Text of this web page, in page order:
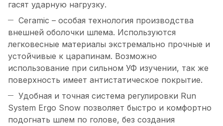
гасят ударную нагрузку.
Ceramic – особая технология производства
внешней оболочки шлема. Используются
легковесные материалы экстремально прочные и
устойчивые к царапинам. Возможно
использование при сильном УФ изучении, так же
поверхность имеет антистатическое покрытие.
Удобная и точная система регулировки Run
System Ergo Snow позволяет быстро и комфортно
подогнать шлем по голове, без создания